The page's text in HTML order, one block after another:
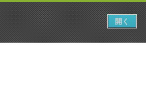
開く